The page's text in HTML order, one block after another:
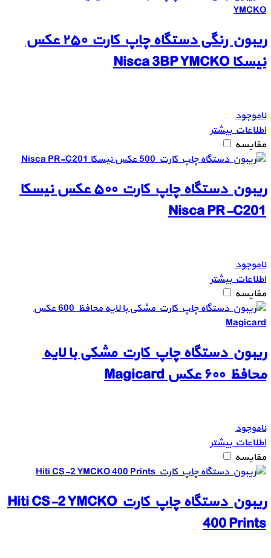
ریبون رنگی دستگاه چاپ کارت ۲۵۰ عکس
نیسکا Nisca 3BP YMCKO
ناموجود
اطلاعات بیشتر
مقایسه
ریبون دستگاه چاپ کارت ۵۰۰ عکس نیسکا
Nisca PR-C201
ناموجود
اطلاعات بیشتر
مقایسه
ریبون دستگاه چاپ کارت مشکی با لایه
محافظ ۶۰۰ عکس Magicard
ناموجود
اطلاعات بیشتر
مقایسه
ریبون دستگاه چاپ کارت Hiti CS-2 YMCKO
400 Prints